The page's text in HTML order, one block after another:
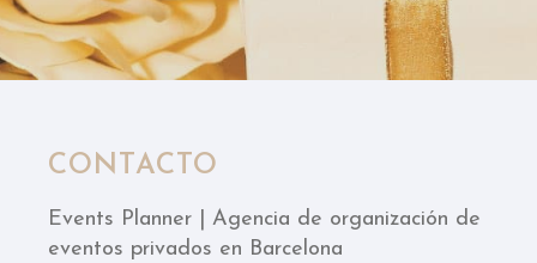
CONTACTO
Events Planner | Agencia de organización de
eventos privados en Barcelona